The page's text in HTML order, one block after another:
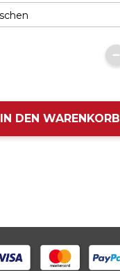
IN DEN WARENKORB